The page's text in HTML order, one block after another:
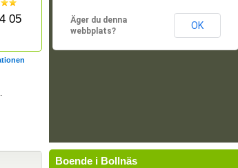
05
Äger du denna
webbplats?
OK
Boende i Bollnäs